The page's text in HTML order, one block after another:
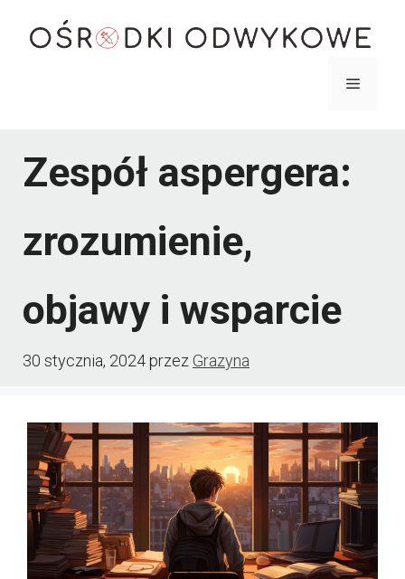
Menu
Zespół aspergera:
zrozumienie,
objawy i wsparcie
30 stycznia, 2024przez Grazyna